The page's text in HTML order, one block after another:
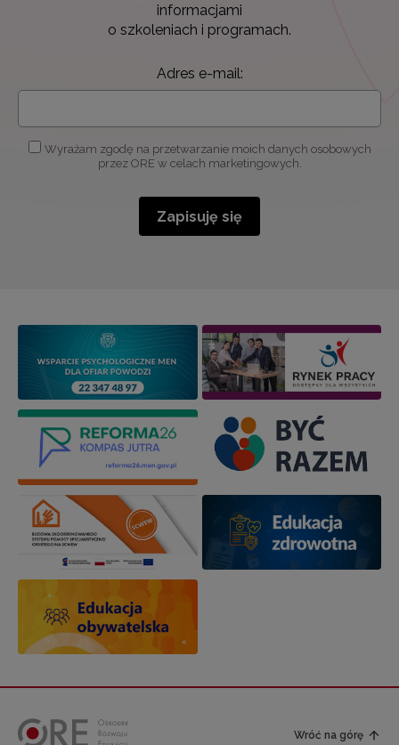
informacjami
o szkoleniach i programach.
Adres e-mail:
Wyrażam zgodę na przetwarzanie moich danych osobowych
przez ORE w celach marketingowych.
Zapisuję się
Wróć na górę